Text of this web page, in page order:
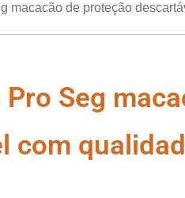
macacão de proteção
Seg
com